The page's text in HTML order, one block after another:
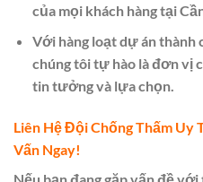
của mọi khách hàng tại
Với hàng loạt dự án thành
chúng tôi tự hào là đơn vị
tin tưởng và lựa chọn.
Liên Hệ Đội Chống Thấm
Vấn Ngay!